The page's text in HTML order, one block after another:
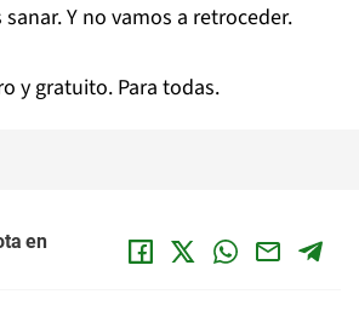
Y no vamos a retroceder.
y gratuito. Para todas.
en